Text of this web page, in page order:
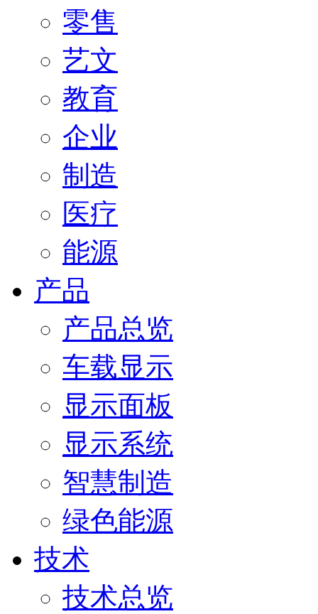
零售
艺文
教育
企业
制造
医疗
能源
产品
产品总览
车载显示
显示面板
显示系统
智慧制造
绿色能源
技术
技术总览